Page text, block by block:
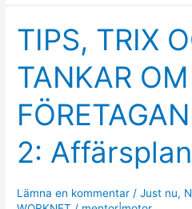
TIPS, TRIX
TANKAR OM
2:
Lämna en kommentar /Just nu,
TIPS,
TRIX
OCH
TANKAR
OM
FÖRETAGANDE
–
2: